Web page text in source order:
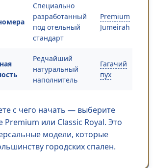
Специально
разработанный
под отельный
стандарт
Premium
Jumeirah
Редчайший
натуральный
наполнитель
Гагачий
пух
с чего начать — выберите
Premium или Classic Royal. Это
модели, которые
городских спален.